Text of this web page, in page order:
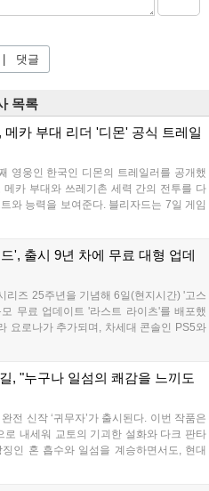
댓글
목록
메카 부대 리더 '디몬' 공식 트레일
영웅인 한국인 디몬의 트레일러를 공개했
메카 부대와 쓰레기촌 세력 간의 전투를 다
와 능력을 보여준다. 블리자드는 7일 게임
10일 시즌4 트레일러를 선보이며, 11일 시
다....
', 출시 9년 차에 무료 대형 업데
리즈 25주년을 기념해 6일(현지시간) '고스
무료 업데이트 '라스트 라이츠'를 배포했
요로나가 추가되며, 차세대 콘솔인 PS5와
를 지원한다. 또한 편의성 개선과 함께
, "누구나 일섬의 쾌감을 느끼도
전 신작 ‘귀무자’가 출시된다. 이번 작품은
로 내세워 교토의 기괴한 설화와 다크 판타
인 혼 흡수와 일섬을 계승하면서도, 현대
일섬'을 더해 전투의 깊이를 더했다. 개발